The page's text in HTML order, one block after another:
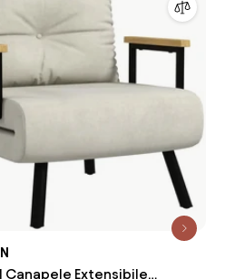
Canapele Extensibile